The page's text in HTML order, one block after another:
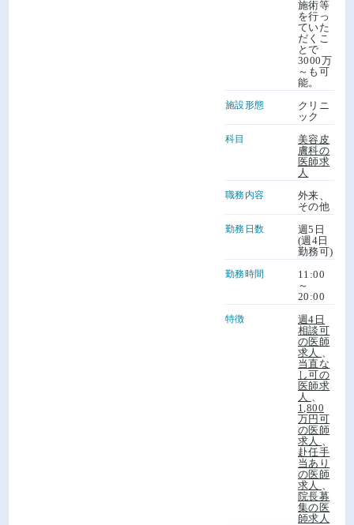
施術等
を行っ
ていた
だくこ
とで
3000万
～も可
能。
施設形態
クリニ
ック
科目
美容皮
膚科の
医師求
人
職務内容
外来、
その他
勤務日数
週5日
(週4日
勤務可)
勤務時間
11:00
～
20:00
特徴
週4日
相談可
の医師
求人
当直な
し可の
医師求
人
1,800
万円可
の医師
求人
赴任手
当あり
の医師
求人
院長募
集の医
師求人